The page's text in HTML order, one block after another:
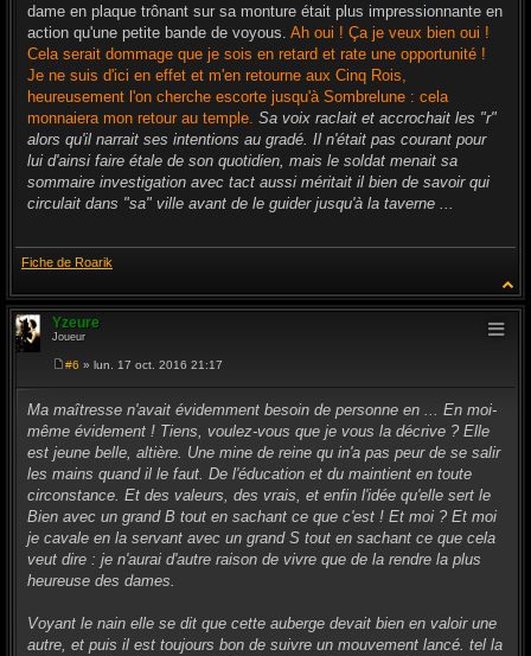
dame en plaque trônant sur sa monture était plus impressionnante en
action qu'une petite bande de voyous. Ah oui ! Ça je veux bien oui !
Cela serait dommage que je sois en retard et rate une opportunité !
Je ne suis d'ici en effet et m'en retourne aux Cinq Rois,
heureusement l'on cherche escorte jusqu'à Sombrelune : cela
monnaiera mon retour au temple. Sa voix raclait et accrochait les "r"
alors qu'il narrait ses intentions au gradé. Il n'était pas courant pour
lui d'ainsi faire étale de son quotidien, mais le soldat menait sa
sommaire investigation avec tact aussi méritait il bien de savoir qui
circulait dans "sa" ville avant de le guider jusqu'à la taverne ...
Fiche de Roarik
Yzeure
Joueur
s
a
e
#6 » lun. 17 oct. 2016 21:17
Ma maîtresse n'avait évidemment besoin de personne en ... En moi-
même évidement ! Tiens, voulez-vous que je vous la décrive ? Elle
est jeune belle, altière. Une mine de reine qu in'a pas peur de se salir
les mains quand il le faut. De l'éducation et du maintient en toute
circonstance. Et des valeurs, des vrais, et enfin l'idée qu'elle sert le
Bien avec un grand B tout en sachant ce que c'est ! Et moi ? Et moi
je cavale en la servant avec un grand S tout en sachant ce que cela
veut dire : je n'aurai d'autre raison de vivre que de la rendre la plus
heureuse des dames.
Voyant le nain elle se dit que cette auberge devait bien en valoir une
autre, et puis il est toujours bon de suivre un mouvement lancé. tel la